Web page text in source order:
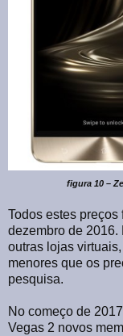
figura 10 –
Todos estes
dezembro de
outras lojas
menores que os
pesquisa.
No começo de
Vegas 2 novos